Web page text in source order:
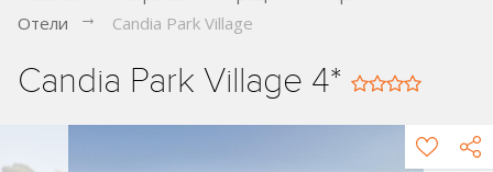
Отели
Candia Park Village
Candia Park Village 4*